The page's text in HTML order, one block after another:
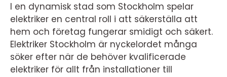
I en dynamisk stad som Stockholm spelar
elektriker en central roll i att säkerställa att
hem och företag fungerar smidigt och säkert.
Elektriker Stockholm är nyckelordet många
söker efter när de behöver kvalificerade
elektriker för allt från installationer till